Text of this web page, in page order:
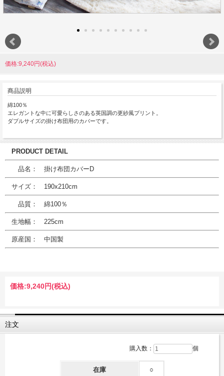
価格:9,240円(税込)
商品説明
綿100％
エレガントな中に可愛らしさのある英国調の更紗風プリント。
ダブルサイズの掛け布団用のカバーです。
PRODUCT DETAIL
品名： 掛け布団カバーD
サイズ： 190x210cm
品質： 綿100％
生地幅： 225cm
原産国： 中国製
価格:9,240円(税込)
注文
購入数： 個
在庫 ○